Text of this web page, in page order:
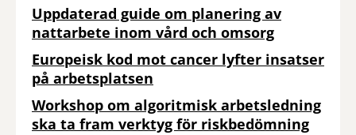
Uppdaterad guide om planering av
nattarbete inom vård och omsorg
Europeisk kod mot cancer lyfter insatser
på arbetsplatsen
Workshop om algoritmisk arbetsledning
ska ta fram verktyg för riskbedömning